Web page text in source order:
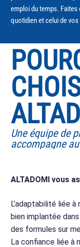
emploi du temps.
quotidien et celui de
Une équipe de
accompagne
ALTADOMI vous
L’adaptabilité liée
bien implantée
des formules sur
La confiance liée à